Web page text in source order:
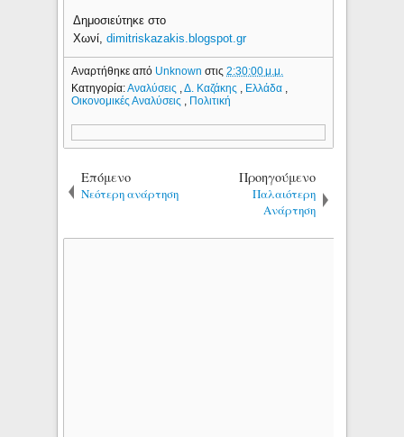
Δημοσιεύτηκε στο
Χωνί,dimitriskazakis.blogspot.gr
Αναρτήθηκε από Unknownστις2:30:00 μ.μ.
Κατηγορία:Αναλύσεις ,Δ. Καζάκης Ελλάδα
Οικονομικές Αναλύσεις
Πολιτική
Επόμενο
Νεότερη ανάρτηση
Προηγούμενο
Παλαιότερη
Ανάρτηση